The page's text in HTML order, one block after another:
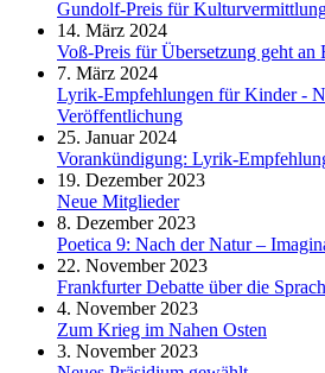
Gundolf-Preis für
14. März 2024
Voß-Preis für Übersetzung geht an
7. März 2024
Lyrik-Empfehlungen für Kinder -
Veröffentlichung
25. Januar 2024
Vorankündigung: Lyrik-
19. Dezember 2023
Neue Mitglieder
8. Dezember 2023
Poetica 9: Nach der Natur –
22. November 2023
Frankfurter Debatte über die
4. November 2023
Zum Krieg im Nahen Osten
3. November 2023